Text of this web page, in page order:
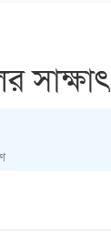
সাক্ষাৎ